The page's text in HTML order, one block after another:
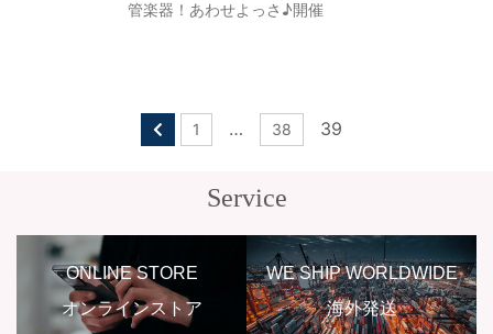
管楽器！あわせよっさ♪開催
1 … 38 39
Service
ONLINE STORE
オンラインストア
WE SHIP WORLDWIDE
海外発送